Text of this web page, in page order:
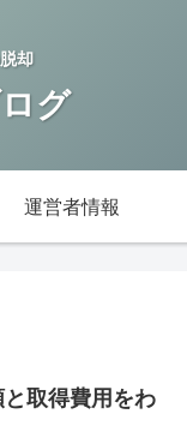
却
グ
運営者情報
取得費用をわ